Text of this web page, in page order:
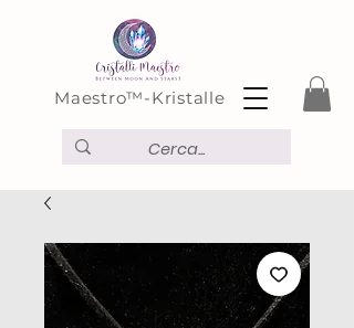
Maestro™-Kristalle